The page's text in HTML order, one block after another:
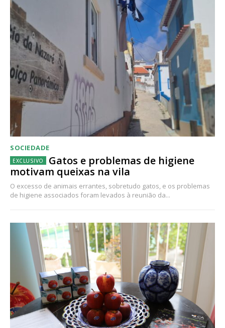
SOCIEDADE
Gatos e problemas de higiene
motivam queixas na vila
O excesso de animais errantes, sobretudo gatos, e os problemas
de higiene associados foram levados à reunião da...